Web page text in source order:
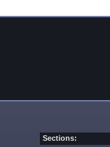
Sections: